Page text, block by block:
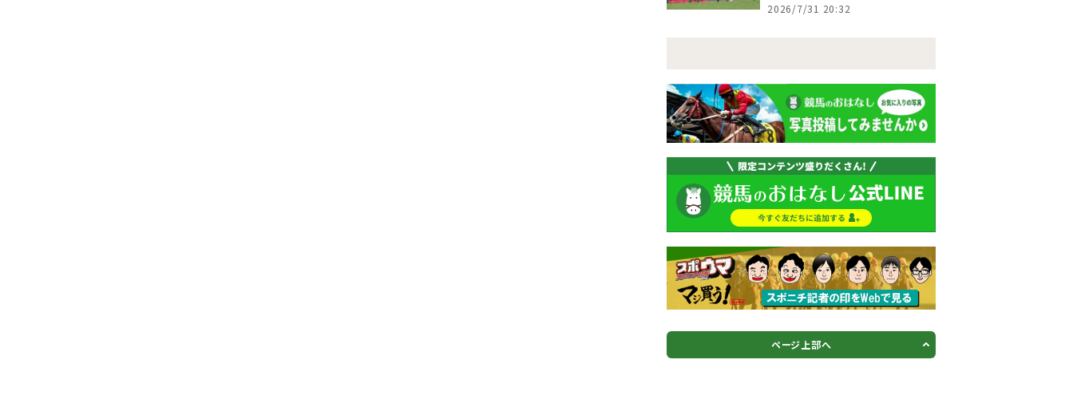
2026/7/31 20:32
ページ上部へ